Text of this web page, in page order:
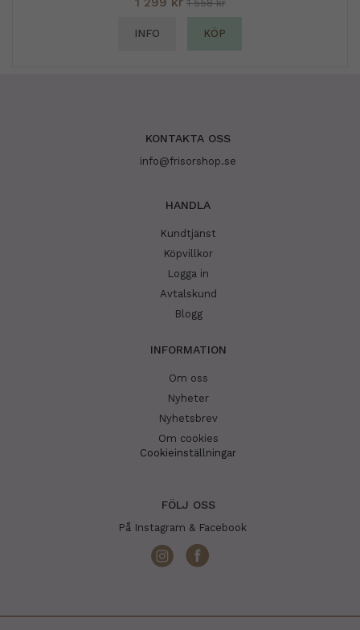
1 558 kr
INFO KÖP
KONTAKTA OSS
info@frisorshop.se
HANDLA
Kundtjänst
Köpvillkor
Logga in
Avtalskund
Blogg
INFORMATION
Om oss
Nyheter
Nyhetsbrev
Om cookies
Cookieinställningar
FÖLJ OSS
På Instagram & Facebook